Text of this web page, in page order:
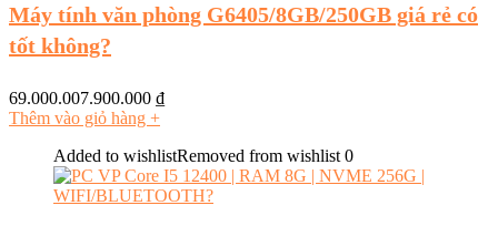
Máy tính văn phòng G6405/8GB/250GB giá rẻ có
tốt không?
69.000.007.900.000 ₫
Thêm vào giỏ hàng +
Added to wishlistRemoved from wishlist 0